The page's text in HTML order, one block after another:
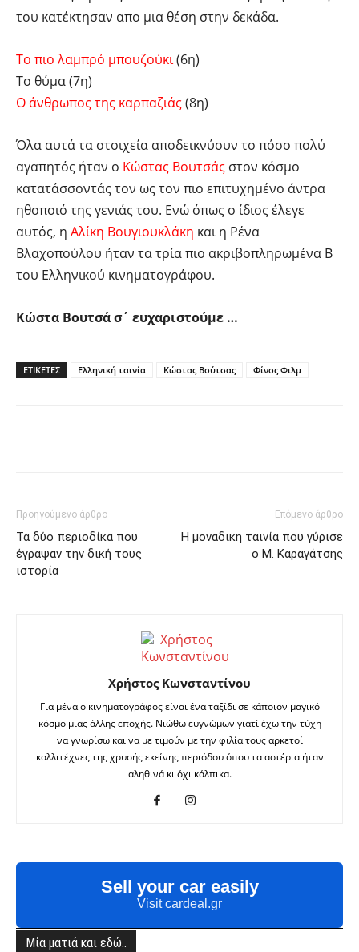
του κατέκτησαν απο μια θέση στην δεκάδα.
Το πιο λαμπρό μπουζούκι(6η)
Το θύμα (7η)
Ο άνθρωπος της καρπαζιάς(8η)
Όλα αυτά τα στοιχεία αποδεικνύουν το πόσο πολύ
αγαπητός ήταν ο Κώστας Βουτσάς στον κόσμο
κατατάσσοντάς τον ως τον πιο επιτυχημένο άντρα
ηθοποιό της γενιάς του. Ενώ όπως ο ίδιος έλεγε
αυτός, η Αλίκη Βουγιουκλάκη και η Ρένα
Βλαχοπούλου ήταν τα τρία πιο ακριβοπληρωμένα Β
του Ελληνικού κινηματογράφου.
Κώστα Βουτσά σ΄ ευχαριστούμε …
ΕΤΙΚΕΤΕΣ Ελληνική ταινία Κώστας Βούτσας Φίνος Φιλμ
Προηγούμενο άρθρο
Τα δύο περιοδίκα που
έγραψαν την δική τους
ιστορία
Επόμενο άρθρο
Η μοναδικη ταινία που γύρισε
ο Μ. Καραγάτσης
Χρήστος Κωνσταντίνου
Για μένα ο κινηματογράφος είναι ένα ταξίδι σε κάποιον μαγικό
κόσμο μιας άλλης εποχής. Νιώθω ευγνώμων γιατί έχω την τύχη
να γνωρίσω και να με τιμούν με την φιλία τους αρκετοί
καλλιτέχνες της χρυσής εκείνης περιόδου όπου τα αστέρια ήταν
αληθινά κι όχι κάλπικα.
Sell your car easily
Visit cardeal.gr
Μία ματιά και εδώ..